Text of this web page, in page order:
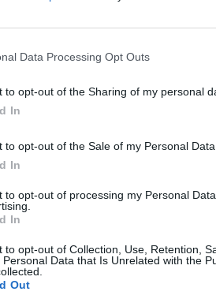
Data Processing Opt Outs
to opt-out of the Sharing of my personal
In
to opt-out of the Sale of my Personal Data.
In
to opt-out of processing my Personal
In
to opt-out of Collection, Use, Retention,
Personal Data that Is Unrelated with the
Out